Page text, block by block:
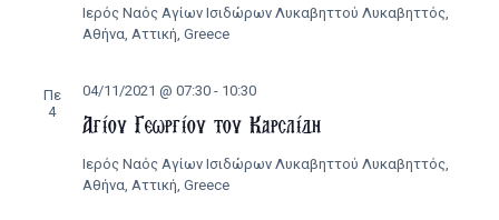
Ιερός Ναός Αγίων Ισιδώρων Λυκαβηττού Λυκαβηττός,
Αθήνα, Αττική, Greece
Πε
4
Αγίου Γεωργίου του Καρσλίδη
04/11/2021 @ 07:30- 10:30
Ιερός Ναός Αγίων Ισιδώρων Λυκαβηττού Λυκαβηττός,
Αθήνα, Αττική, Greece